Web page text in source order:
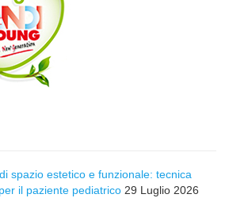
spazio estetico e funzionale: tecnica
il paziente pediatrico 29 Luglio 2026